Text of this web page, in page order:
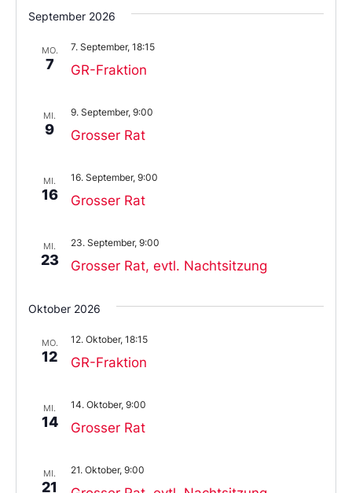
Sie
das
aus.
September 2026
MO.
7 GR-Fraktion
7. September, 18:15
MI.
9 Grosser Rat
9. September, 9:00
MI.
16 Grosser Rat
16. September, 9:00
MI.
23 Grosser Rat, evtl. Nachtsitzung
23. September, 9:00
Oktober 2026
MO.
12 GR-Fraktion
12. Oktober, 18:15
MI.
14 Grosser Rat
14. Oktober, 9:00
MI.
21
21. Oktober, 9:00